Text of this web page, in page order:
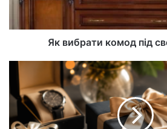
Як вибрати комод під